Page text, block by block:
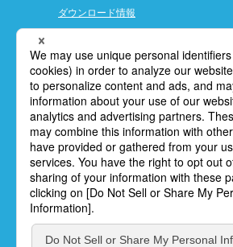
ダウンロード情報
ソフト保守サービス（ご契約者様専用）
3D-CXサービス（ご契約者様専用）
Trimble保証プラン
税制優遇・補助金制度
GNSS衛星情報
JSIMAの規格について
カタログPDFファイル一覧
FAQ（よくあるご質問）
その他技術情報